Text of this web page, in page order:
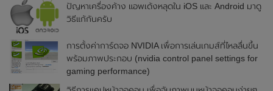
ปัญหาเครื่องค้าง แอพเด้งหลุดใน iOS และ Android มาดู
วิธีแก้กันครับ
การตั้งค่าการ์ดจอ NVIDIA เพื่อการเล่นเกมส์ที่ไหลลื่นขึ้น
พร้อมภาพประกอบ (nvidia control panel settings for
gaming performance)